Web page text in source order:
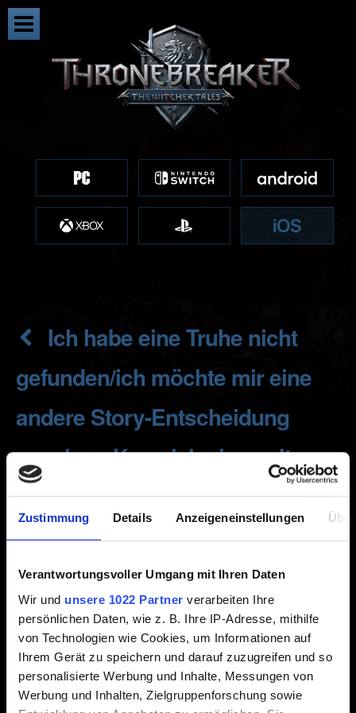
Zustimmung Details Anzeigeneinstellungen
Verantwortungsvoller Umgang mit Ihren Daten
Wir und unsere 1022 Partner verarbeiten Ihre
persönlichen Daten, wie z. B. Ihre IP-Adresse, mithilfe
von Technologien wie Cookies, um Informationen auf
Ihrem Gerät zu speichern und darauf zuzugreifen und so
personalisierte Werbung und Inhalte, Messungen von
Werbung und Inhalten, Zielgruppenforschung sowie
Ich habe eine Truhe nicht
gefunden/ich möchte mir eine
andere Story-Entscheidung
ansehen. Kann ich einen alten
Spielstand laden?
Erstellt vor 7 Jahren Aktualisiert vor 4 Jahren
Wir möchten, dass du dein Rollenspielerlebnis so
immersiv wie möglich wird. Aus diesem Grund solltest du
mit deiner Reise fortfahren und mit den Konsequenzen
deiner Entscheidungen leben.
Aber keine Angst, nach Abschluss deines ersten
Durchgangs kannst du in jedes beliebige Kapitel
zurückkehren!